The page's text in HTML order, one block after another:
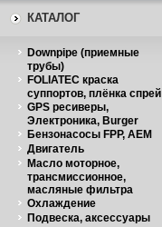
КАТАЛОГ
Downpipe (приемные
трубы)
FOLIATEC краска
суппортов, плёнка спрей
GPS ресиверы,
Электроника, Burger
Бензонасосы FPP, AEM
Двигатель
Масло моторное,
трансмиссионное,
масляные фильтра
Охлаждение
Подвеска, аксессуары